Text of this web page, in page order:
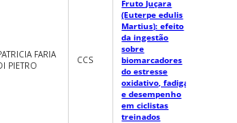
FARIA
PIETRO
CCS
Fruto Juçara
(Euterpe edulis
Martius): efeito
da ingestão
sobre
biomarcadores
do estresse
oxidativo, fadiga
e desempenho
em ciclistas
treinados